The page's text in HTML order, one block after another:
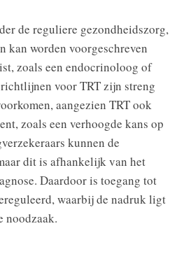
de reguliere gezondheidszorg,
kan worden voorgeschreven
zoals een endocrinoloog of
voor TRT zijn streng
aangezien TRT ook
zoals een verhoogde kans op
kunnen de
dit is afhankelijk van het
Daardoor is toegang tot
waarbij de nadruk ligt
noodzaak.